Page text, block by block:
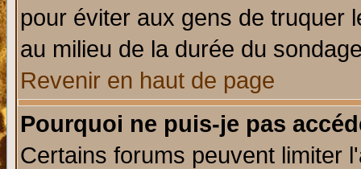
pour éviter aux gens de truquer
au milieu de la durée du
Revenir en haut de page
Pourquoi ne puis-je pas
Certains forums peuvent limiter